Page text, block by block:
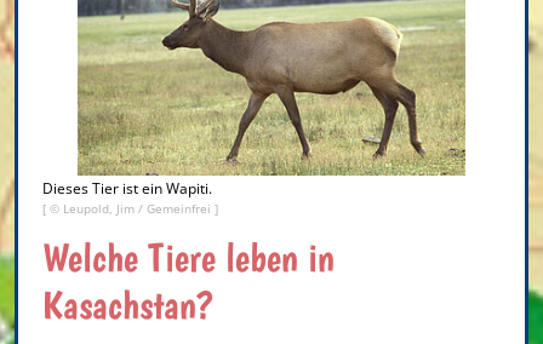
Dieses Tier ist ein Wapiti.
[ © Leupold, Jim / Gemeinfrei ]
Welche Tiere leben in
Kasachstan?